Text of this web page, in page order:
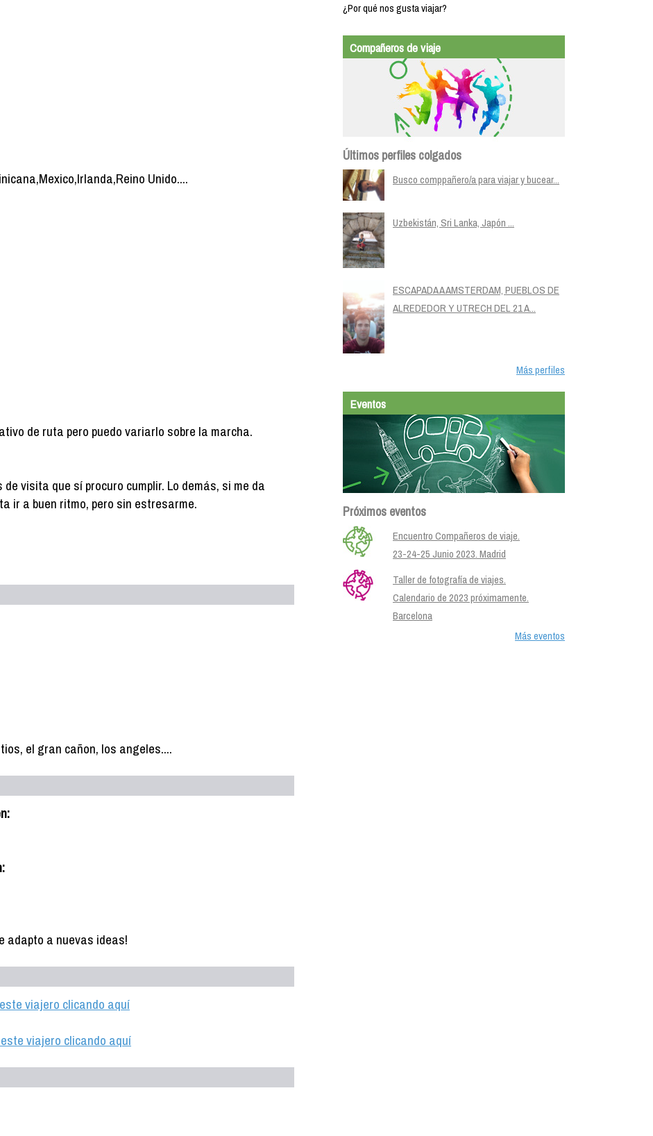
Unido....
de ruta pero puedo variarlo sobre la marcha.
visita que sí procuro cumplir. Lo demás, si me da
ir a buen ritmo, pero sin estresarme.
el gran cañon, los angeles....
adapto a nuevas ideas!
viajero clicando aquí
viajero clicando aquí
¿Por qué nos gusta viajar?
Compañeros de viaje
Últimos perfiles colgados
Busco comppañero/a para viajar y bucear...
Uzbekistán, Sri Lanka, Japón ...
ESCAPADA A AMSTERDAM, PUEBLOS DE
ALREDEDOR Y UTRECH DEL 21 A...
Más perfiles
Eventos
Próximos eventos
Encuentro Compañeros de viaje.
23-24-25 Junio 2023. Madrid
Taller de fotografía de viajes.
Calendario de 2023 próximamente.
Barcelona
Más eventos